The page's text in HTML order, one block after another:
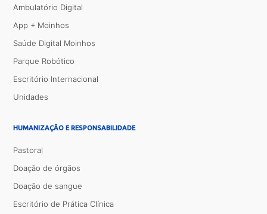
Ambulatório Digital
App + Moinhos
Saúde Digital Moinhos
Parque Robótico
Escritório Internacional
Unidades
HUMANIZAÇÃO E RESPONSABILIDADE
Pastoral
Doação de órgãos
Doação de sangue
Escritório de Prática Clínica